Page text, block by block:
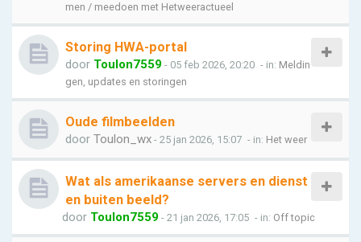
men / meedoen met Hetweeractueel
Storing HWA-portal
door Toulon7559 - 05 feb 2026, 20:20 - in: Meldin
gen, updates en storingen
Oude filmbeelden
door Toulon_wx - 25 jan 2026, 15:07 - in: Het weer
Wat als amerikaanse servers en dienst
en buiten beeld?
door Toulon7559 - 21 jan 2026, 17:05 - in: Off topic